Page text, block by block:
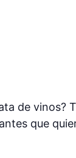
de vinos?
que